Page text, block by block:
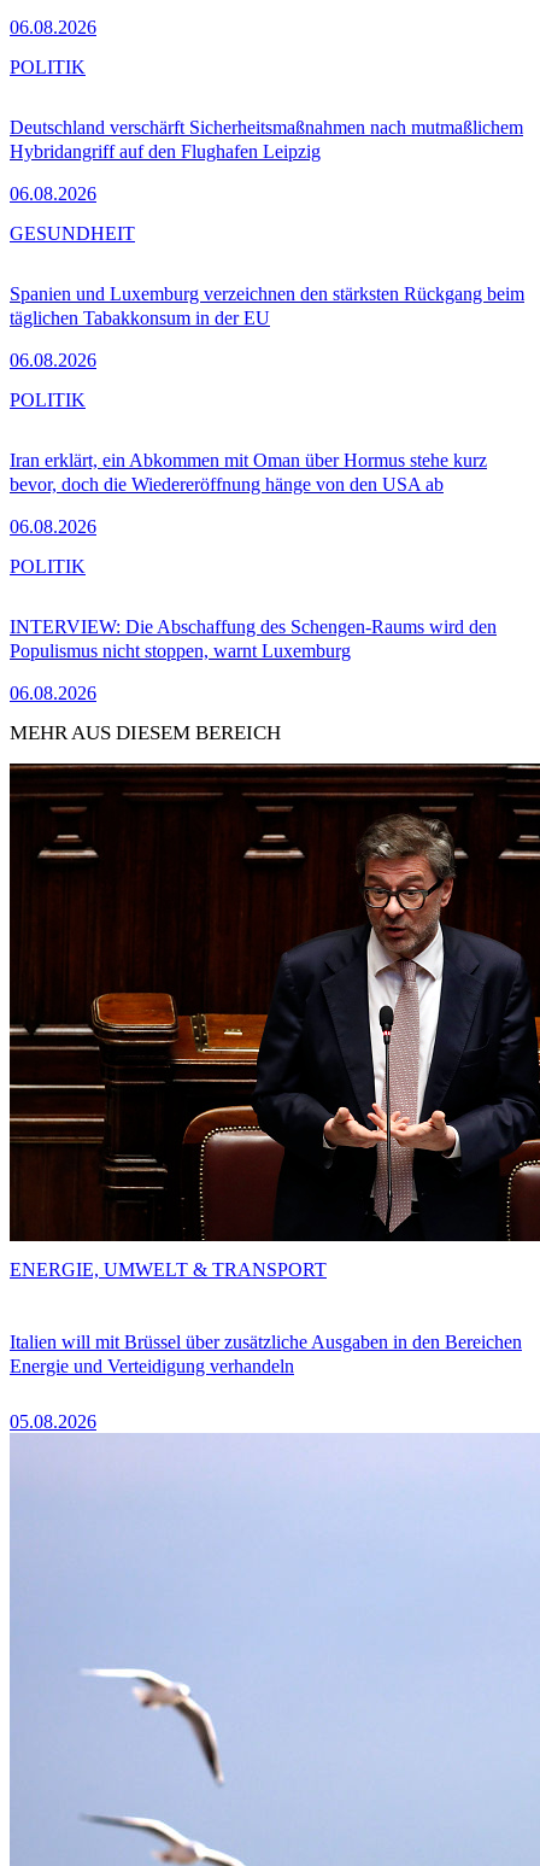
06.08.2026
Deutschland verschärft Sicherheitsmaßnahmen nach mutmaßlichem
Hybridangriff auf den Flughafen Leipzig
06.08.2026
POLITIK
Spanien und Luxemburg verzeichnen den stärksten Rückgang beim
täglichen Tabakkonsum in der EU
06.08.2026
GESUNDHEIT
Iran erklärt, ein Abkommen mit Oman über Hormus stehe kurz
bevor, doch die Wiedereröffnung hänge von den USA ab
06.08.2026
POLITIK
INTERVIEW: Die Abschaffung des Schengen-Raums wird den
Populismus nicht stoppen, warnt Luxemburg
06.08.2026
POLITIK
MEHR AUS DIESEM BEREICH
Italien will mit Brüssel über zusätzliche Ausgaben in den Bereichen
Energie und Verteidigung verhandeln
05.08.2026
ENERGIE, UMWELT & TRANSPORT